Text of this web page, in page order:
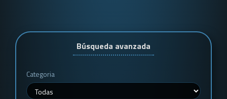
Búsqueda avanzada
Categoria